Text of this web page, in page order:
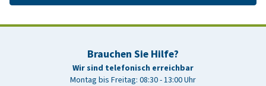
Brauchen Sie Hilfe?
Wir sind telefonisch erreichbar
Montag bis Freitag: 08:30 - 13:00 Uhr